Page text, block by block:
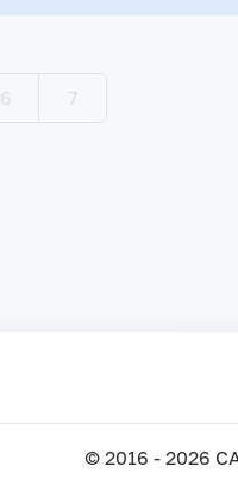
6 7
© 2016 - 2026